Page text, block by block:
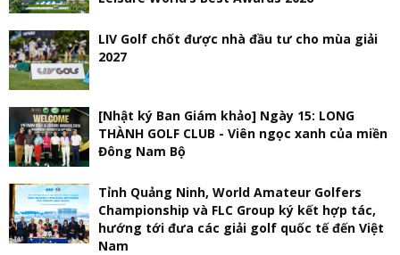
LIV Golf chốt được nhà đầu tư cho mùa giải
2027
[Nhật ký Ban Giám khảo] Ngày 15: LONG
THÀNH GOLF CLUB - Viên ngọc xanh của miền
Đông Nam Bộ
Tỉnh Quảng Ninh, World Amateur Golfers
Championship và FLC Group ký kết hợp tác,
hướng tới đưa các giải golf quốc tế đến Việt
Nam